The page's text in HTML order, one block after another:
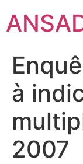
à
2007